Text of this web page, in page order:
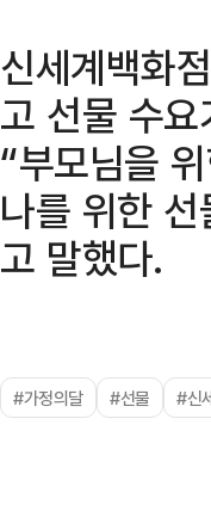
신세계백화
고 선물 수
“부모님을
나를 위한
고 말했다.
#가정의달 #선물 #신